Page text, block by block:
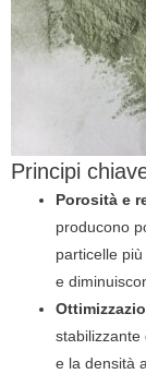
Principi
Porosità e
producono
particelle
e
stabilizzante
e la densità